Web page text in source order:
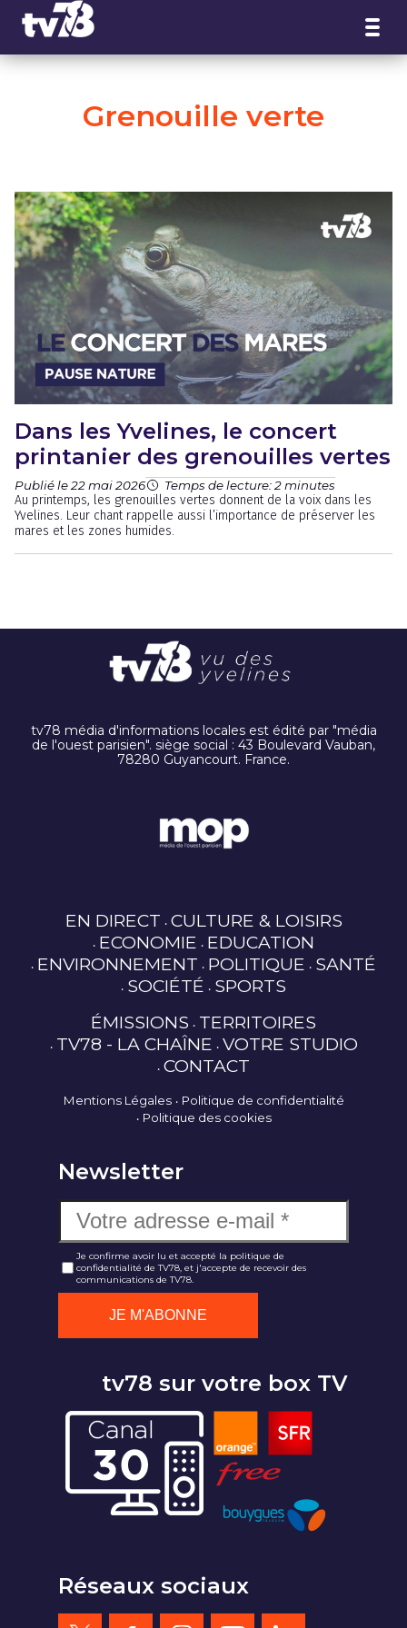
Grenouille verte
Dans les Yvelines, le concert
printanier des grenouilles vertes
Publié le 22 mai 2026 Temps de lecture: 2 minutes
Au printemps, les grenouilles vertes donnent de la voix dans les
Yvelines. Leur chant rappelle aussi l’importance de préserver les
mares et les zones humides.
tv78 média d'informations locales est édité par "média
de l'ouest parisien". siège social : 43 Boulevard Vauban,
78280 Guyancourt. France.
EN DIRECT CULTURE & LOISIRS
ECONOMIE EDUCATION
ENVIRONNEMENT POLITIQUE SANTÉ
SOCIÉTÉ SPORTS
ÉMISSIONS TERRITOIRES
TV78 - LA CHAÎNE VOTRE STUDIO
CONTACT
Mentions Légales
Politique de confidentialité
Politique des cookies
Newsletter
Je confirme avoir lu et accepté la politique de
confidentialité de TV78, et j'accepte de recevoir des
communications de TV78.
tv78 sur votre box TV
Réseaux sociaux
Panneau de gestion des cookies